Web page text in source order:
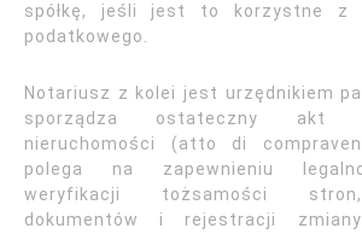
spółkę, jeśli jest to korzystne z
podatkowego.
Notariusz z kolei jest urzędnikiem
sporządza ostateczny akt
nieruchomości (atto di
polega na zapewnieniu
weryfikacji tożsamości
dokumentów i rejestracji